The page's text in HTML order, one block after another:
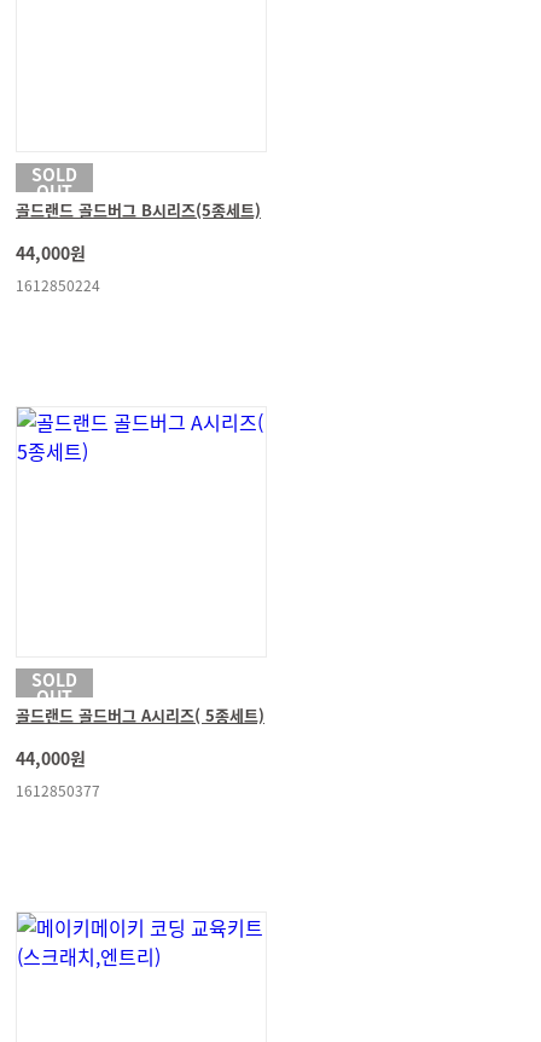
SOLD
OUT
골드랜드 골드버그 B시리즈(5종세트)
44,000원
1612850224
SOLD
OUT
골드랜드 골드버그 A시리즈( 5종세트)
44,000원
1612850377